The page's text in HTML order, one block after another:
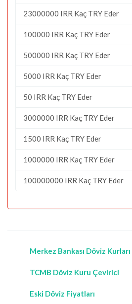
23000000 IRR Kaç TRY Eder
100000 IRR Kaç TRY Eder
500000 IRR Kaç TRY Eder
5000 IRR Kaç TRY Eder
50 IRR Kaç TRY Eder
3000000 IRR Kaç TRY Eder
1500 IRR Kaç TRY Eder
1000000 IRR Kaç TRY Eder
100000000 IRR Kaç TRY Eder
Merkez Bankası Döviz Kurları
TCMB Döviz Kuru Çevirici
Eski Döviz Fiyatları